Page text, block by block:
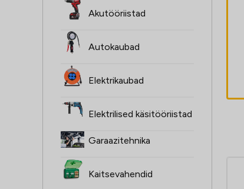
Akutööriistad
Autokaubad
Elektrikaubad
Elektrilised käsitööriistad
Garaazitehnika
Kaitsevahendid
ŻARÓWKI H4,
SUPER valge
HOMOLOGACJA